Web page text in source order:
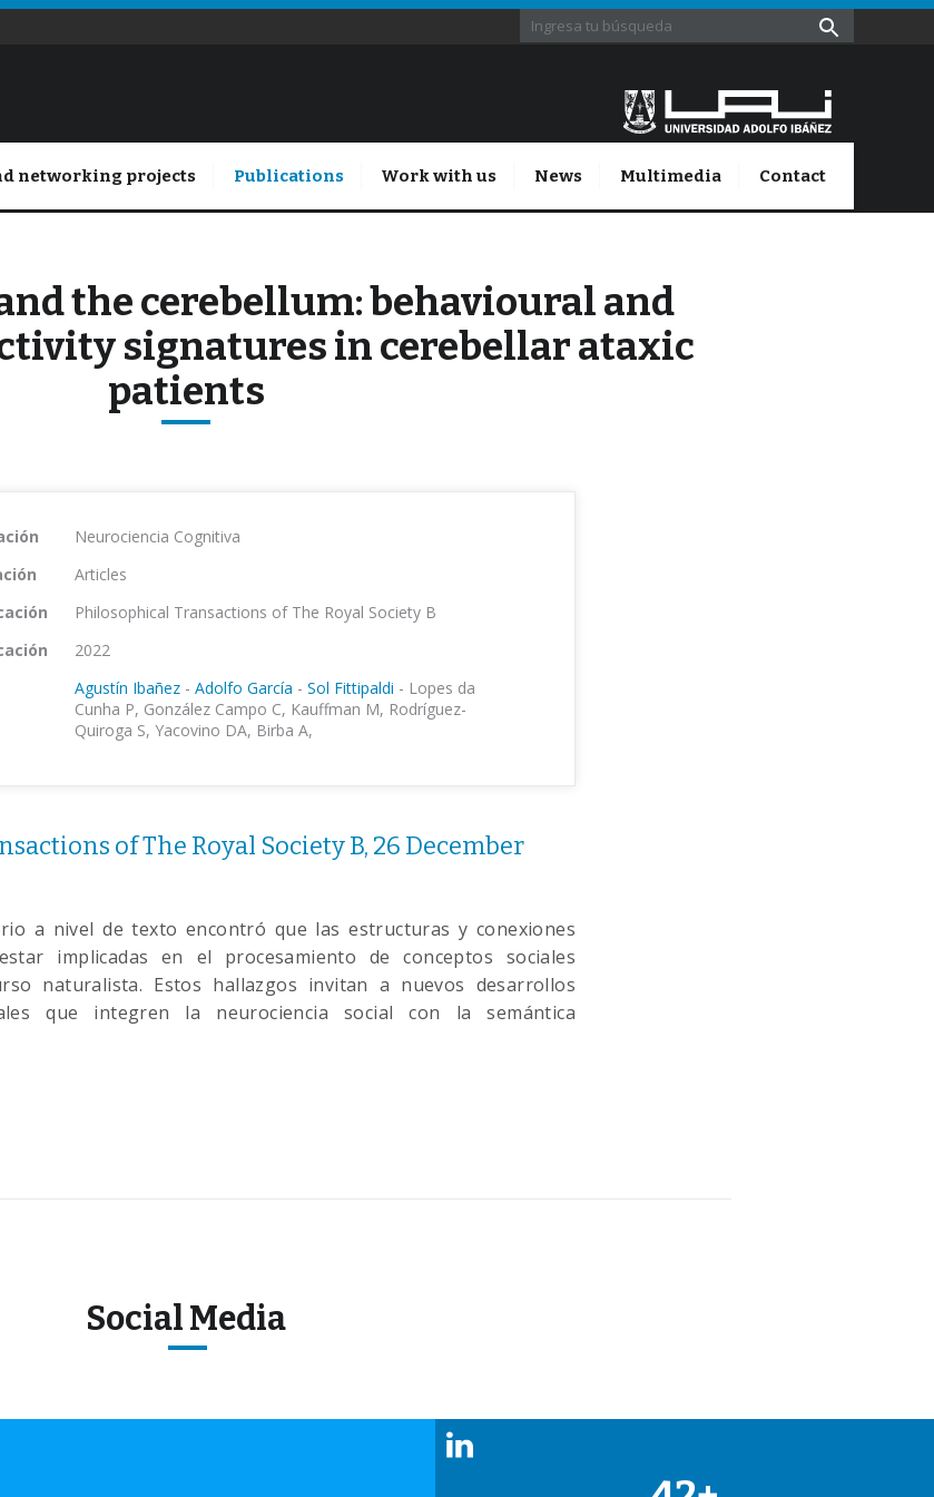
networking projects Publications Work with us News Multimedia Contact
the cerebellum: behavioural and
signatures in cerebellar ataxic
patients
Neurociencia Cognitiva
Articles
Philosophical Transactions of The Royal Society B
2022
Agustín Ibañez - Adolfo García - Sol Fittipaldi - Lopes da
Cunha P, González Campo C, Kauffman M, Rodríguez-
Quiroga S, Yacovino DA, Birba A,
of The Royal Society B, 26 December
a nivel de texto encontró que las estructuras y conexiones
implicadas en el procesamiento de conceptos sociales
naturalista. Estos hallazgos invitan a nuevos desarrollos
que integren la neurociencia social con la semántica
Social Media